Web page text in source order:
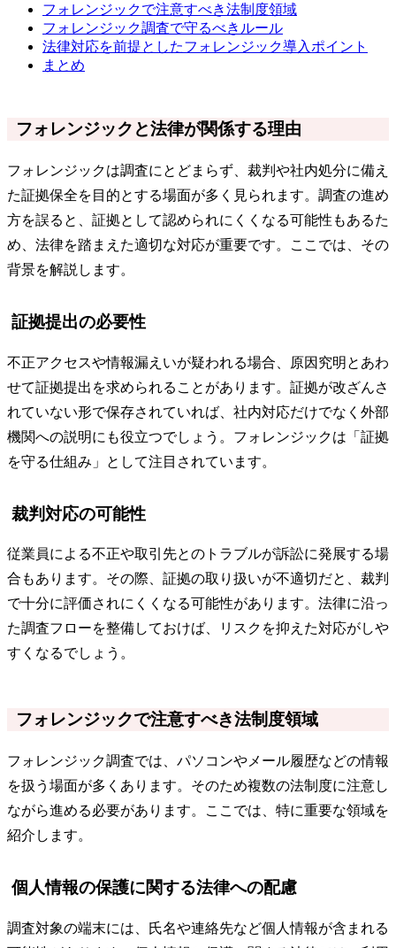
フォレンジックで注意すべき法制度領域
フォレンジック調査で守るべきルール
法律対応を前提としたフォレンジック導入ポイント
まとめ
フォレンジックと法律が関係する理由
フォレンジックは調査にとどまらず、裁判や社内処分に備え
た証拠保全を目的とする場面が多く見られます。調査の進め
方を誤ると、証拠として認められにくくなる可能性もあるた
め、法律を踏まえた適切な対応が重要です。ここでは、その
背景を解説します。
証拠提出の必要性
不正アクセスや情報漏えいが疑われる場合、原因究明とあわ
せて証拠提出を求められることがあります。証拠が改ざんさ
れていない形で保存されていれば、社内対応だけでなく外部
機関への説明にも役立つでしょう。フォレンジックは「証拠
を守る仕組み」として注目されています。
裁判対応の可能性
従業員による不正や取引先とのトラブルが訴訟に発展する場
合もあります。その際、証拠の取り扱いが不適切だと、裁判
で十分に評価されにくくなる可能性があります。法律に沿っ
た調査フローを整備しておけば、リスクを抑えた対応がしや
すくなるでしょう。
フォレンジックで注意すべき法制度領域
フォレンジック調査では、パソコンやメール履歴などの情報
を扱う場面が多くあります。そのため複数の法制度に注意し
ながら進める必要があります。ここでは、特に重要な領域を
紹介します。
個人情報の保護に関する法律への配慮
調査対象の端末には、氏名や連絡先など個人情報が含まれる